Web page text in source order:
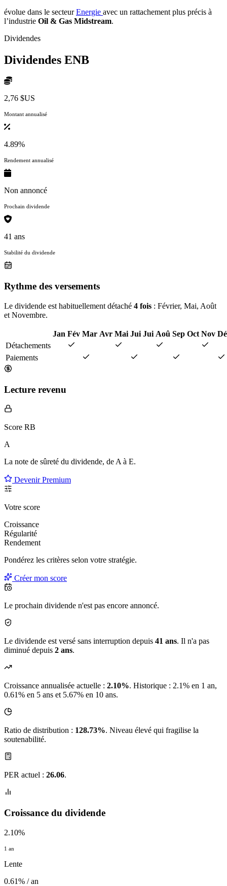
évolue dans le secteurEnergie avec un rattachement plus précis à
l’industrie Oil & Gas Midstream.
Dividendes
Dividendes ENB
2,76 $US
Montant annualisé
4.89%
Rendement annualisé
Non annoncé
Prochain dividende
41 ans
Stabilité du dividende
Rythme des versements
Le dividende est habituellement détaché 4 fois : Février, Mai, Août
et Novembre.
Jan Fév Mar Avr Mai Jui Jui Aoû Sep Oct Nov
Détachements
Paiements
Lecture revenu
Score RB
A
La note de sûreté du dividende, de A à E.
Devenir Premium
Votre score
Croissance
Régularité
Rendement
Pondérez les critères selon votre stratégie.
Créer mon score
Le prochain dividende n'est pas encore annoncé.
Le dividende est versé sans interruption depuis 41 ans. Il n'a pas
diminué depuis 2 ans.
Croissance annualisée actuelle : 2.10%. Historique : 2.1% en 1 an,
0.61% en 5 ans et 5.67% en 10 ans.
Ratio de distribution : 128.73%. Niveau élevé qui fragilise la
soutenabilité.
PER actuel : 26.06.
Croissance du dividende
2.10%
1 an
Lente
0.61% / an